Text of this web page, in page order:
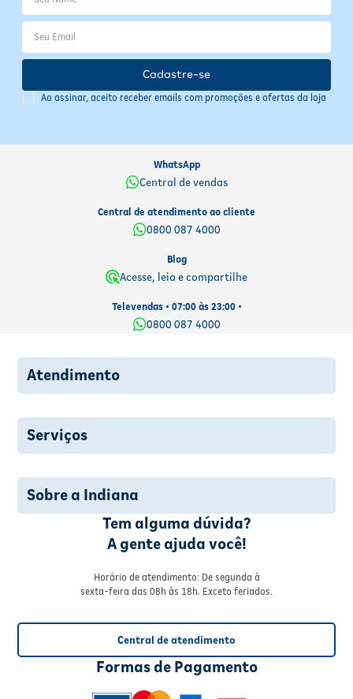
Ao assinar, aceito receber emails com promoções e ofertas da loja
Cadastre-se
WhatsApp
Central de vendas
Central de atendimento ao cliente
0800 087 4000
Blog
Acesse, leia e compartilhe
Televendas • 07:00 às 23:00 •
0800 087 4000
Atendimento
Serviços
Sobre a Indiana
Tem alguma dúvida?
A gente ajuda você!
Horário de atendimento: De segunda à
sexta-feira das 08h às 18h. Exceto feriados.
Central de atendimento
Formas de Pagamento